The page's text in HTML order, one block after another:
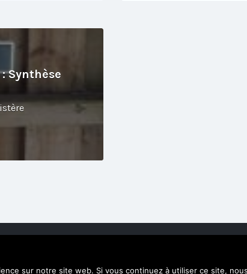
Synthèse
sur notre site web. Si vous continuez à utiliser ce site,